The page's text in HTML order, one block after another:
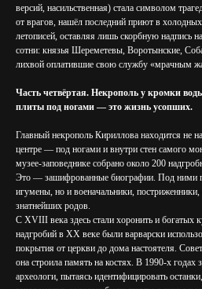
версий, насильственная) стала символом
от врагов, нашёл последний приют в холодных
летописей, оставляя лишь скорбную надпись
сотни: князья Шереметевы, Воротынские,
лихвой оплатившие свою службу «мрачным
Часть четвёртая. Некрополь у кромки
плиты под ногами — это жизнь усопших.
Главный некрополь Кириллова находится не
центре — под ногами и внутри стен самого
музее-заповеднике собрано около 200
Это — зашифрованные биографии. Под ними
игумены, но и военачальники,
знатнейших родов.
С XVIII века здесь стали хоронить и богатых
надгробий в XX веке были варварски
покрытия от церкви до дома настоятеля.
она строила память на костях. В 1990-х годах
археологи, пытаясь идентифицировать